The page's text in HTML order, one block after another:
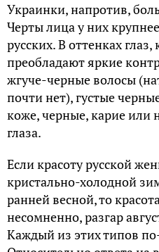
Украинки, напротив,
Черты лица у них
русских. В оттенках
преобладают яркие
жгуче-черные волосы
почти нет), густые
коже, черные, карие
глаза.
Если красоту русской
кристально-холодной
ранней весной, то
несомненно, разгар
Каждый из этих типов